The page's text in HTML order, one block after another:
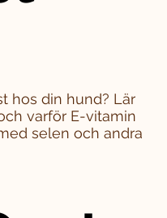
hos din hund? Lär
varför E-vitamin
selen och andra